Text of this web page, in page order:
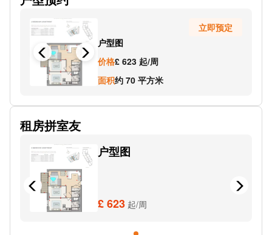
Thomas Street (Stop T)
Plumstead Road Woolwich Mkt Stop K
DLR Woolwch Arsenal
John Wilson Street Powis St (Stop Y)
Plumstead Road Burrage Road Stop Za
The Woolwich Centre Stop S
North Woolwich Police Station Stop N
North Woolwich Free Ferry Stop A
Burrage Road
户型图
价格£ 623 起/周
面积约 70 平方米
立即预定
租房拼室友
户型图
£ 623 起/周